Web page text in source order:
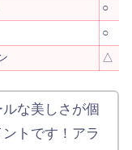
○
○
△
な美しさが個
トです！アラ